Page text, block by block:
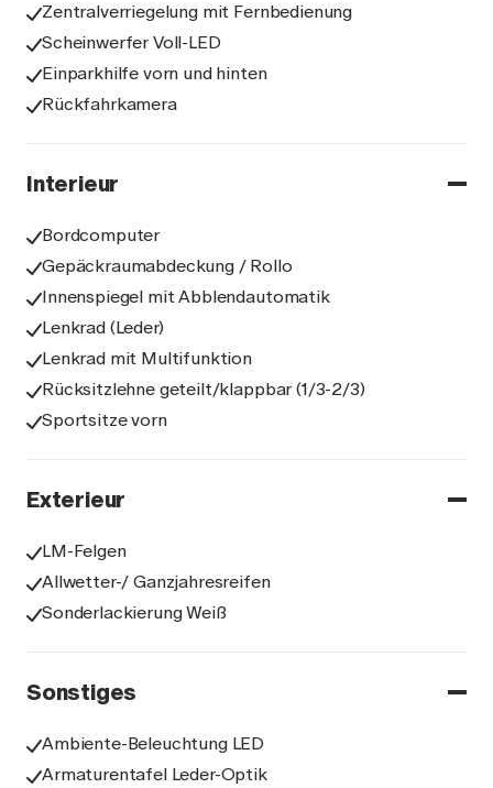
Zentralverriegelung mit Fernbedienung
Scheinwerfer Voll-LED
Einparkhilfe vorn und hinten
Rückfahrkamera
Interieur
Bordcomputer
Gepäckraumabdeckung / Rollo
Innenspiegel mit Abblendautomatik
Lenkrad (Leder)
Lenkrad mit Multifunktion
Rücksitzlehne geteilt/klappbar (1/3-2/3)
Sportsitze vorn
Exterieur
LM-Felgen
Allwetter-/ Ganzjahresreifen
Sonderlackierung Weiß
Sonstiges
Ambiente-Beleuchtung LED
Armaturentafel Leder-Optik